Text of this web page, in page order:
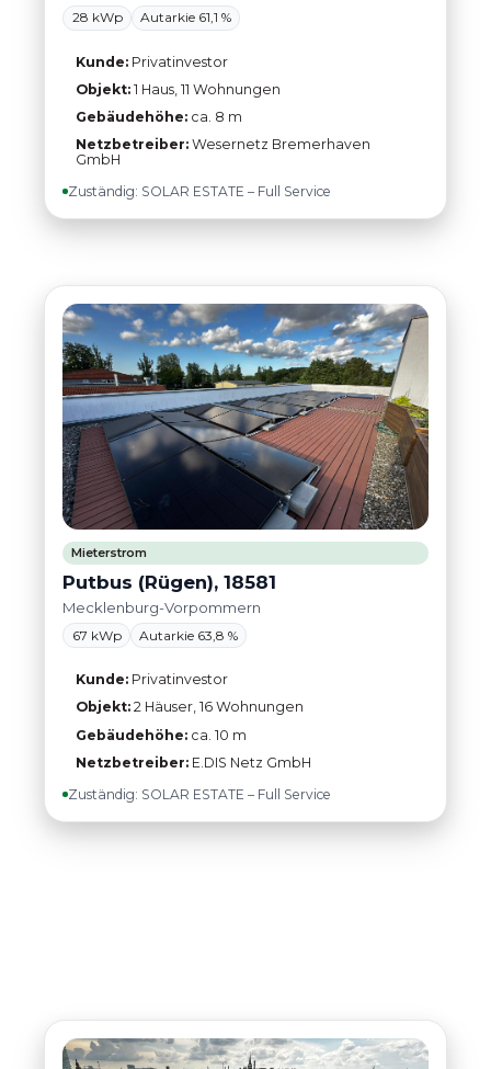
28 kWp Autarkie 61,1 %
Kunde:Privatinvestor
Objekt:1 Haus, 11 Wohnungen
Gebäudehöhe:ca. 8 m
Netzbetreiber:Wesernetz Bremerhaven
GmbH
Zuständig: SOLAR ESTATE – Full Service
Mieterstrom
Putbus (Rügen), 18581
Mecklenburg-Vorpommern
67 kWp Autarkie 63,8 %
Kunde:Privatinvestor
Objekt:2 Häuser, 16 Wohnungen
Gebäudehöhe:ca. 10 m
Netzbetreiber:E.DIS Netz GmbH
Zuständig: SOLAR ESTATE – Full Service